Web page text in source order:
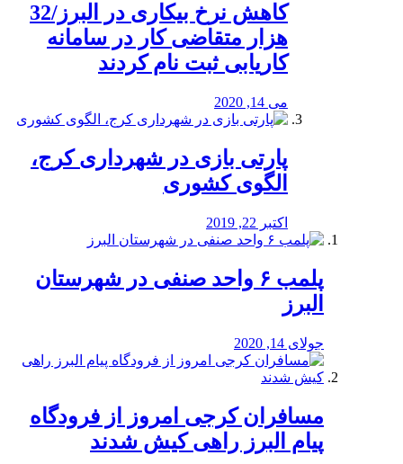
کاهش نرخ بیکاری در البرز/32
هزار متقاضی کار در سامانه
کاریابی ثبت نام کردند
می 14, 2020
پارتی بازی در شهرداری کرج،
الگوی کشوری
اکتبر 22, 2019
پلمب ۶ واحد صنفی در شهرستان
البرز
جولای 14, 2020
مسافران کرجی امروز از فرودگاه
پیام البرز راهی کیش شدند